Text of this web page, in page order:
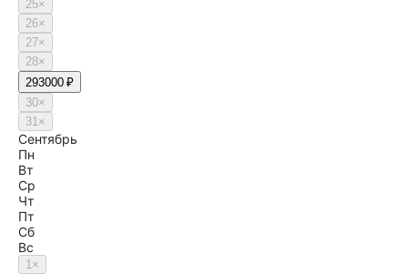
25×
26×
27×
28×
293000 ₽
30×
31×
Сентябрь
Пн
Вт
Ср
Чт
Пт
Сб
Вс
1×